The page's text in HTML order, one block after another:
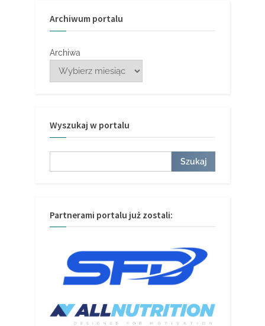
Archiwum portalu
Archiwa
Wyszukaj w portalu
Szukaj
Partnerami portalu już zostali: